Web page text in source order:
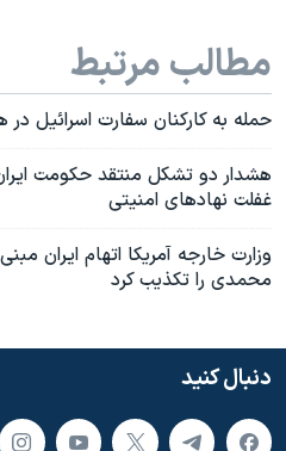
مطالب مرتبط
حمله به کارکنان سفارت اسرائیل
هشدار دو تشکل منتقد حکومت
غفلت نهادهای امنیتی
وزارت خارجه آمریکا اتهام ایران
محمدی را تکذیب کرد
دنبال کنید